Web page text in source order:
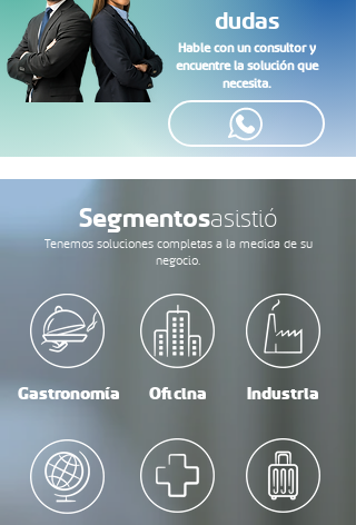
dudas
Hable con un consultor y
encuentre la solución que
necesita.
Segmentosasistió
Tenemos soluciones completas a la medida de su
negocio.
Gastronomía Oficina Industria